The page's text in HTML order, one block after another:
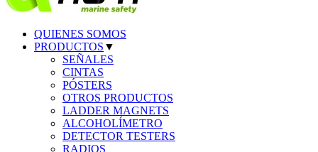
QUIENES SOMOS
PRODUCTOS ▼
SEÑALES
CINTAS
PÓSTERS
OTROS PRODUCTOS
LADDER MAGNETS
ALCOHOLÍMETRO
DETECTOR TESTERS
RADIOS